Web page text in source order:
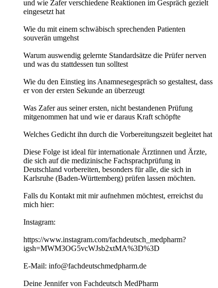
und wie Zafer verschiedene Reaktionen im Gespräch gezielt
eingesetzt hat
Wie du mit einem schwäbisch sprechenden Patienten
souverän umgehst
Warum auswendig gelernte Standardsätze die Prüfer nerven
und was du stattdessen tun solltest
Wie du den Einstieg ins Anamnesegespräch so gestaltest, dass
er von der ersten Sekunde an überzeugt
Was Zafer aus seiner ersten, nicht bestandenen Prüfung
mitgenommen hat und wie er daraus Kraft schöpfte
Welches Gedicht ihn durch die Vorbereitungszeit begleitet hat
Diese Folge ist ideal für internationale Ärztinnen und Ärzte,
die sich auf die medizinische Fachsprachprüfung in
Deutschland vorbereiten, besonders für alle, die sich in
Karlsruhe (Baden-Württemberg) prüfen lassen möchten.
Falls du Kontakt mit mir aufnehmen möchtest, erreichst du
mich hier:
Instagram:
https://www.instagram.com/fachdeutsch_medpharm?
igsh=MWM3OG5vcWJsb2xtMA%3D%3D
E-Mail: info@fachdeutschmedpharm.de
Deine Jennifer von Fachdeutsch MedPharm